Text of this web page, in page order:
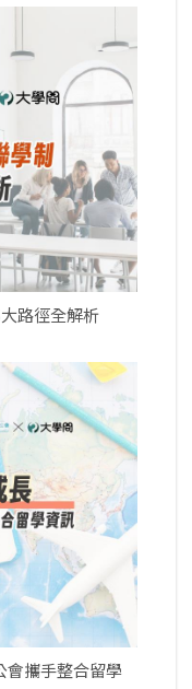
路徑全解析
會攜手整合留學